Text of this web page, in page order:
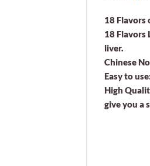
18 Flavors
18 Flavors
liver.
Chinese
Easy to
High
give you a